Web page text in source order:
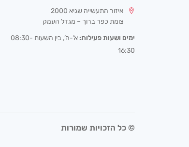
איזור התעשייה שגיא 2000
צומת כפר ברוך – מגדל העמק
ימים ושעות פעילות:
א’-ה’, בין השעות 08:30-
16:30
© כל הזכויות שמורות